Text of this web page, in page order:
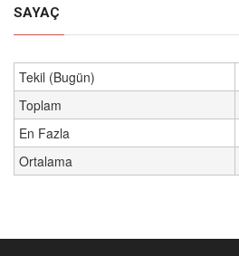
SAYAÇ
Tekil (Bugün)
Toplam
En Fazla
Ortalama